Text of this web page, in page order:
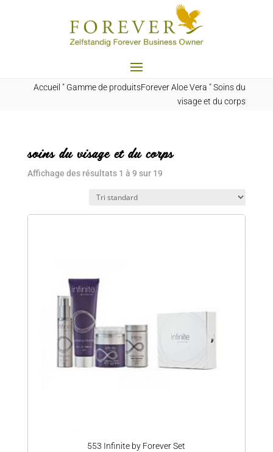
Accueil " Gamme de produitsForever Aloe Vera "Soins du
visage et du corps
soins du visage et du corps
Affichage des résultats 1 à 9 sur 19
553 Infinite by Forever Set